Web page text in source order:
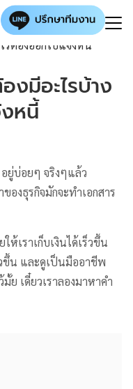
งมีอะไรบ้าง
หนี้
อยู่บ่อยๆ จริงๆแล้ว
องธุรกิจมักจะทำเอกสาร
ห้เราเก็บเงินได้เร็วขึ้น
ขึ้น และดูเป็นมืออาชีพ
ย เดี๋ยวเราลองมาหาคำ